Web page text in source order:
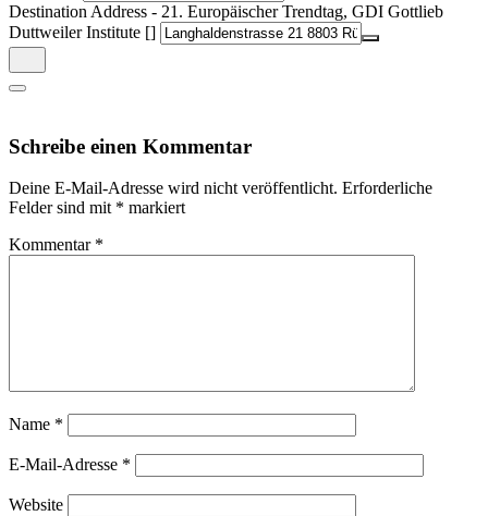
Destination Address - 21. Europäischer Trendtag, GDI Gottlieb
Duttweiler Institute []
Schreibe einen Kommentar
Deine E-Mail-Adresse wird nicht veröffentlicht. Erforderliche
Felder sind mit * markiert
Kommentar *
Name *
E-Mail-Adresse *
Website